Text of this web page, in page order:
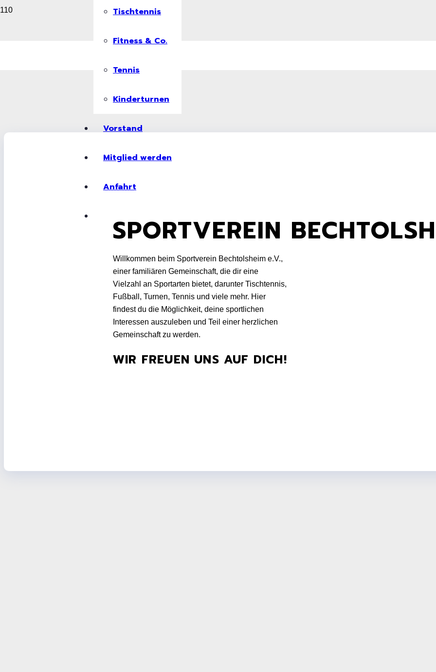
Tischtennis
Fitness & Co.
Tennis
Kinderturnen
Vorstand
Mitglied werden
Anfahrt
SPORTVEREIN
Willkommen beim Sportverein Bechtolsheim e.V.,
einer familiären Gemeinschaft, die dir eine
Vielzahl an Sportarten bietet, darunter Tischtennis,
Fußball, Turnen, Tennis und viele mehr. Hier
findest du die Möglichkeit, deine sportlichen
Interessen auszuleben und Teil einer herzlichen
Gemeinschaft zu werden.
WIR FREUEN UNS AUF DICH!